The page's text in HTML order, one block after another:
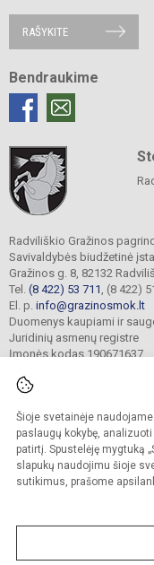
Šioje svetainėje
paslaugų kokybę,
patirtį. Spustelėję mygtuką
slapukų naudojimu šioje
sutikimus, prašome
RAŠYKITE
Bendraukime
Radviliškio Gražinos
Savivaldybės biudžetinė
Gražinos g. 8, 82132
Tel. (8 422) 53 711 , (8 422)
El. p. info@grazinosmok.lt
Duomenys kaupiami ir
Juridinių asmenų registre
Įmonės kodas 190671637
© 2022. Radviliškio
Kopijuoti turinį be raštiško
Sumanus būdas